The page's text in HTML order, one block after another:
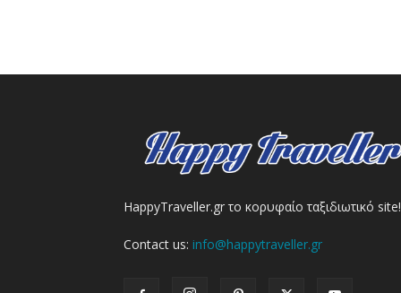
HappyTraveller.gr το κορυφαίο ταξιδιωτικό site!
Contact us: info@happytraveller.gr